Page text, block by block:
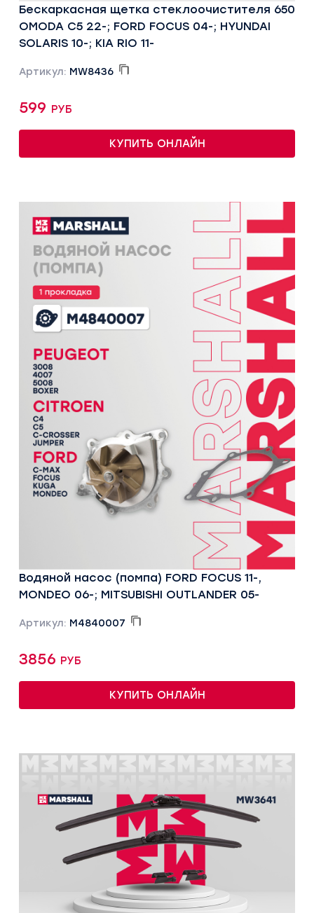
Бескаркасная щетка стеклоочистителя 650
OMODA C5 22-; FORD FOCUS 04-; HYUNDAI
SOLARIS 10-; KIA RIO 11-
Артикул: MW8436
599 руб
КУПИТЬ ОНЛАЙН
Водяной насос (помпа) FORD FOCUS 11-,
MONDEO 06-; MITSUBISHI OUTLANDER 05-
Артикул: M4840007
3856 руб
КУПИТЬ ОНЛАЙН